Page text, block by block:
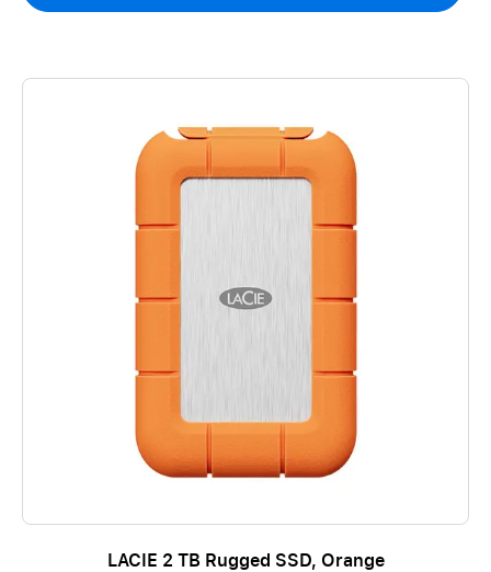
LACIE 2 TB Rugged SSD, Orange